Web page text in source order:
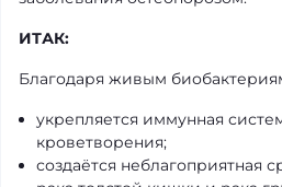
ИТАК:
Благодаря живым
укрепляется иммунная
кроветворения;
создаётся неблагоприятная